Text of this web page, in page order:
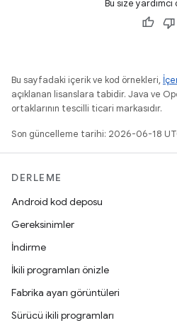
Bu size yardımcı
Bu sayfadaki içerik ve kod örnekleri,
açıklanan lisanslara tabidir. Java ve
ortaklarının tescilli ticari markasıdır.
Son güncelleme tarihi: 2026-06-18
DERLEME
Android kod deposu
Gereksinimler
İndirme
İkili programları önizle
Fabrika ayarı görüntüleri
Sürücü ikili programları